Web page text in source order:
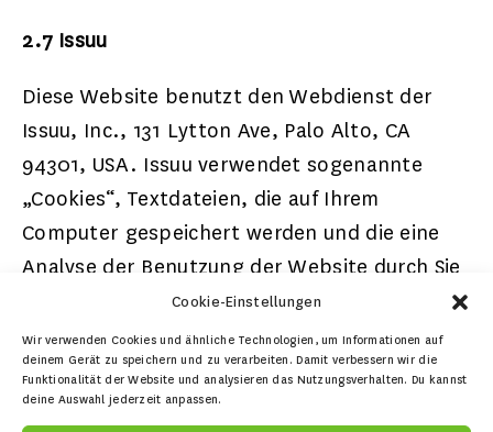
Cookie-Einstellungen
Wir verwenden Cookies und ähnliche Technologien, um Informationen auf
deinem Gerät zu speichern und zu verarbeiten. Damit verbessern wir die
Funktionalität der Website und analysieren das Nutzungsverhalten. Du kannst
deine Auswahl jederzeit anpassen.
2.7 Issuu
Diese Website benutzt den Webdienst der
Issuu, Inc., 131 Lytton Ave, Palo Alto, CA
94301, USA. Issuu verwendet sogenannte
„Cookies“, Textdateien, die auf Ihrem
Computer gespeichert werden und die eine
Analyse der Benutzung der Website durch Sie
ermöglichen. Die durch den Cookie erzeugten
Informationen über Ihre Benutzung dieser
Website werden in der Regel an einen Server
von Issuu in den USA übertragen und dort